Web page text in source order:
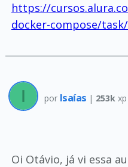
https://
docker-compose/
por Isaías | 253k
Oi Otávio, já vi essa